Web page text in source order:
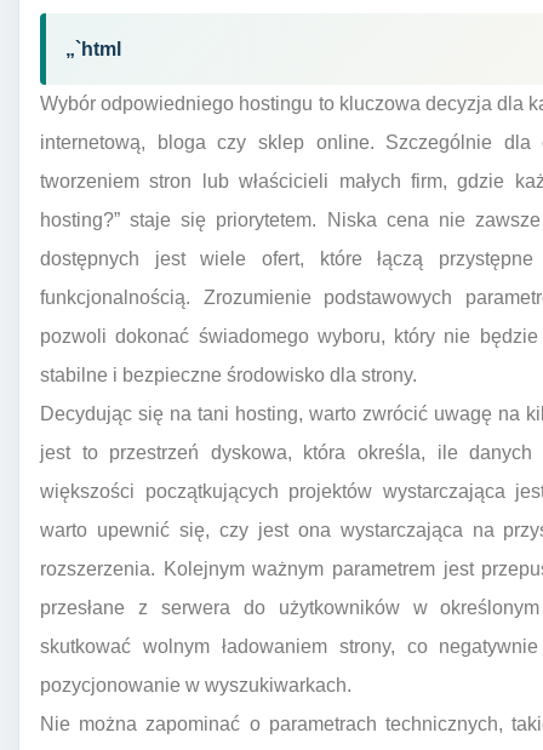
„`html
Wybór odpowiedniego hostingu to kluczowa decyzja dla
internetową, bloga czy sklep online. Szczególnie
tworzeniem stron lub właścicieli małych firm, gdzie
hosting?” staje się priorytetem. Niska cena nie
dostępnych jest wiele ofert, które łączą
funkcjonalnością. Zrozumienie podstawowych
pozwoli dokonać świadomego wyboru, który nie
stabilne i bezpieczne środowisko dla strony.
Decydując się na tani hosting, warto zwrócić uwagę na
jest to przestrzeń dyskowa, która określa, ile
większości początkujących projektów wystarczająca
warto upewnić się, czy jest ona wystarczająca na
rozszerzenia. Kolejnym ważnym parametrem jest
przesłane z serwera do użytkowników w
skutkować wolnym ładowaniem strony, co
pozycjonowanie w wyszukiwarkach.
Nie można zapominać o parametrach technicznych,